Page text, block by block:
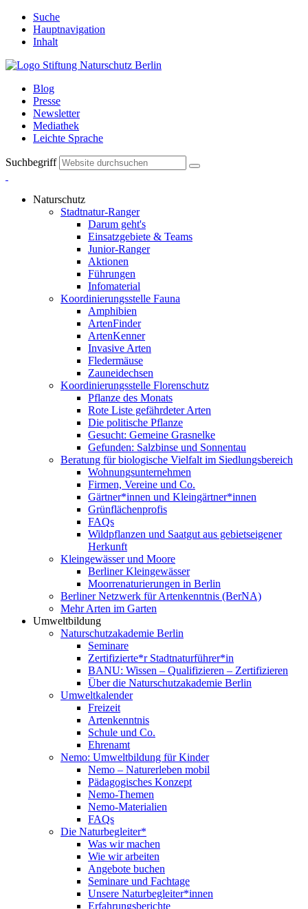
Suche
Hauptnavigation
Inhalt
Blog
Presse
Newsletter
Mediathek
Leichte Sprache
Suchbegriff
Naturschutz
Stadtnatur-Ranger
Darum geht's
Einsatzgebiete & Teams
Junior-Ranger
Aktionen
Führungen
Infomaterial
Koordinierungsstelle Fauna
Amphibien
ArtenFinder
ArtenKenner
Invasive Arten
Fledermäuse
Zauneidechsen
Koordinierungsstelle Florenschutz
Pflanze des Monats
Rote Liste gefährdeter Arten
Die politische Pflanze
Gesucht: Gemeine Grasnelke
Gefunden: Salzbinse und Sonnentau
Beratung für biologische Vielfalt im Siedlungsbereich
Wohnungsunternehmen
Firmen, Vereine und Co.
Gärtner*innen und Kleingärtner*innen
Grünflächenprofis
FAQs
Wildpflanzen und Saatgut aus gebietseigener
Herkunft
Kleingewässer und Moore
Berliner Kleingewässer
Moorrenaturierungen in Berlin
Berliner Netzwerk für Artenkenntnis (BerNA)
Mehr Arten im Garten
Umweltbildung
Naturschutzakademie Berlin
Seminare
Zertifizierte*r Stadtnaturführer*in
BANU: Wissen – Qualifizieren – Zertifizieren
Über die Naturschutzakademie Berlin
Umweltkalender
Freizeit
Artenkenntnis
Schule und Co.
Ehrenamt
Nemo: Umweltbildung für Kinder
Nemo – Naturerleben mobil
Pädagogisches Konzept
Nemo-Themen
Nemo-Materialien
FAQs
Die Naturbegleiter*
Was wir machen
Wie wir arbeiten
Angebote buchen
Seminare und Fachtage
Unsere Naturbegleiter*innen
Erfahrungsberichte